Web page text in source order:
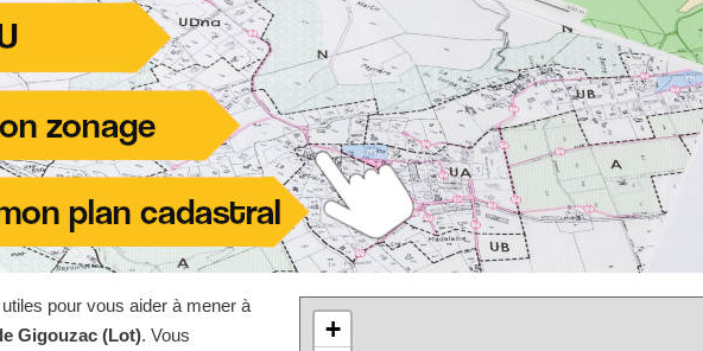
pour vous aider à mener à
Gigouzac (Lot). Vous
+